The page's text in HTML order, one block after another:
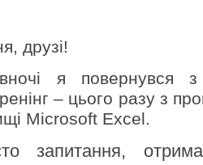
друзі!
вночі я повернувся
– цього разу з
Microsoft Excel.
запитання,